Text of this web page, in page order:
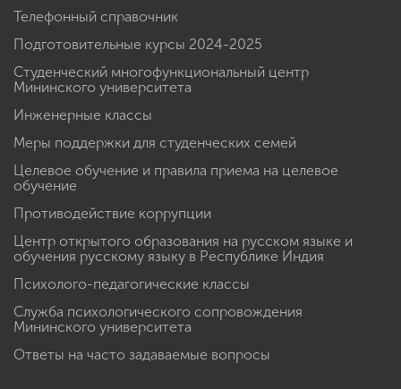
Телефонный справочник
Подготовительные курсы 2024-2025
Студенческий многофункциональный центр
Мининского университета
Инженерные классы
Меры поддержки для студенческих семей
Целевое обучение и правила приема на целевое
обучение
Противодействие коррупции
Центр открытого образования на русском языке и
обучения русскому языку в Республике Индия
Психолого-педагогические классы
Служба психологического сопровождения
Мининского университета
Ответы на часто задаваемые вопросы